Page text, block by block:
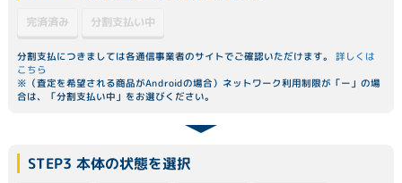
完済済み 分割支払い中
分割支払につきましては各通信事業者のサイトでご確認いただけます。詳しくは
こちら
※（査定を希望される商品がAndroidの場合）ネットワーク利用制限が「ー」の場
合は、「分割支払い中」をお選びください。
STEP3 本体の状態を選択